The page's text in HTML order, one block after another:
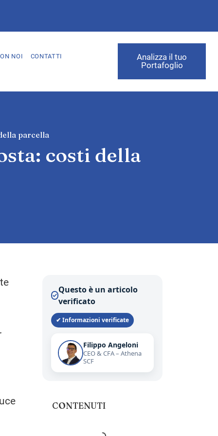
NOI CONTATTI
Analizza il tuo
Portafoglio
parcella
costi della
✓
Questo è un articolo
verificato
✔ Informazioni verificate
Filippo Angeloni
CEO & CFA – Athena
SCF
CONTENUTI